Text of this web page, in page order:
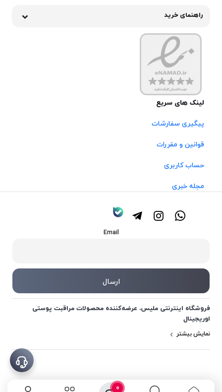
0
راهنمای خرید
لینک های سریع
پیگیری سفارشات
قوانین و مقررات
حساب کاربری
مجله خبری
Email
فروشگاه اینترنتی ملیس، عرضه‌کننده محصولات مراقبت پوستی
اوریجینال
نمایش بیشتر